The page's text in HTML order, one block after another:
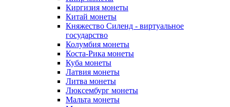
Киргизия монеты
Китай монеты
Княжество Силенд - виртуальное
государство
Колумбия монеты
Коста-Рика монеты
Куба монеты
Латвия монеты
Литва монеты
Люксембург монеты
Мальта монеты